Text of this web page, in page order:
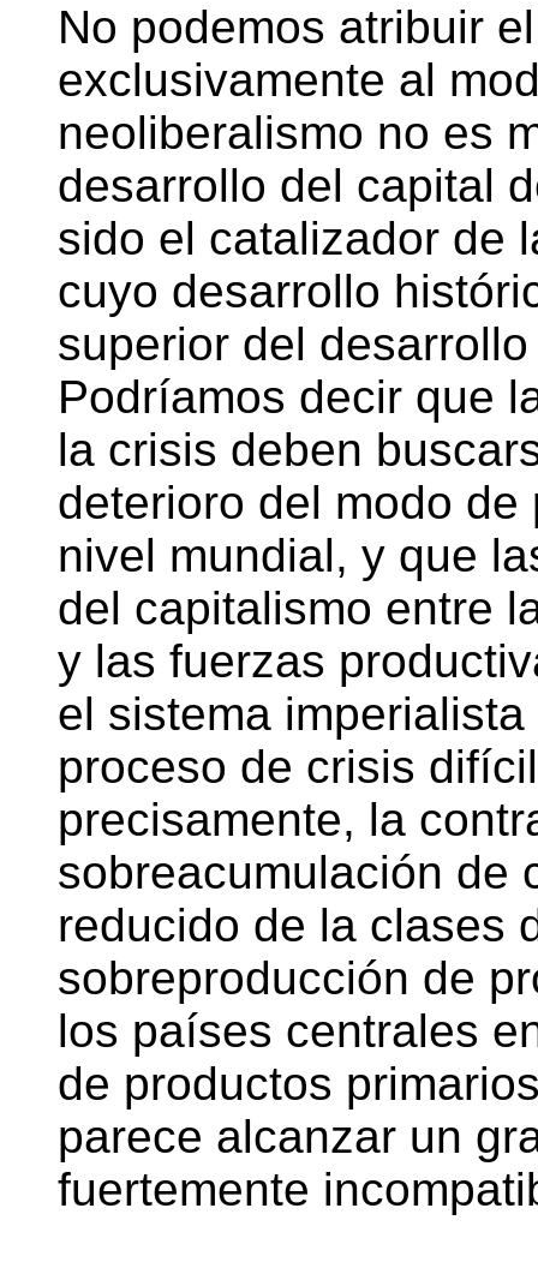
No podemos atribuir
exclusivamente al
neoliberalismo no es
desarrollo del capital
sido el catalizador de
cuyo desarrollo
superior del
Podríamos decir que
la crisis deben
deterioro del modo
nivel mundial, y que
del capitalismo entre
y las fuerzas
el sistema
proceso de crisis
precisamente, la
sobreacumulación de
reducido de la clases
sobreproducción de
los países centrales
de productos
parece alcanzar un
fuertemente